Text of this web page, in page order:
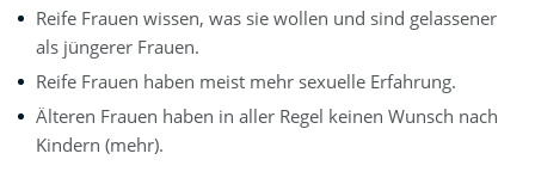
Reife Frauen wissen, was sie wollen und sind gelassener
als jüngerer Frauen.
Reife Frauen haben meist mehr sexuelle Erfahrung.
Älteren Frauen haben in aller Regel keinen Wunsch nach
Kindern (mehr).